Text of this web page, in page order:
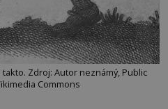
Zdroj: Autor neznámý, Public
Commons